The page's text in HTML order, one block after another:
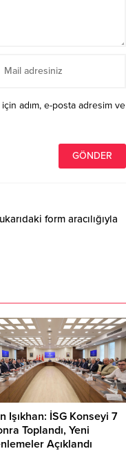
için adım, e-posta adresim ve
form aracılığıyla
Işıkhan: İSG Konseyi 7
Toplandı, Yeni
Açıklandı